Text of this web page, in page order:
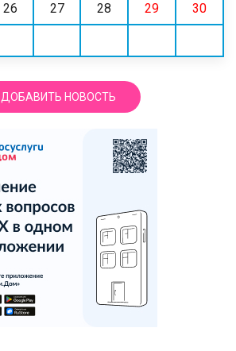
26 27 28 29 30
ДОБАВИТЬ НОВОСТЬ